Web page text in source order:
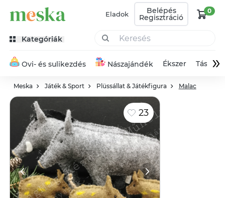
Eladok Belépés
Regisztráció
0
Kategóriák
Ovi- és sulikezdés Nászajándék Ékszer Táska»
Meska Játék & Sport Plüssállat & Játékfigura Malac
23